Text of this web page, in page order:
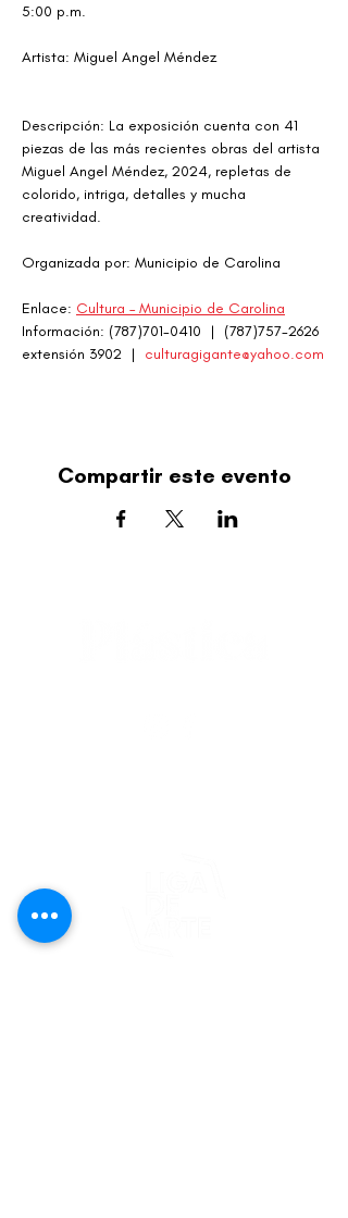
5:00 p.m.
Artista: Miguel Angel Méndez
Descripción: La exposición cuenta con 41
piezas de las más recientes obras del artista
Miguel Angel Méndez, 2024, repletas de
colorido, intriga, detalles y mucha
creatividad.
Organizada por: Municipio de Carolina
Enlace: Cultura – Municipio de Carolina
Información: (787)701-0410  |  (787)757-2626
extensión 3902  | culturagigante@yahoo.com
Compartir este evento